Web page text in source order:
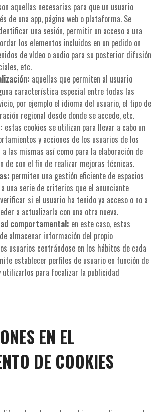
aquellas necesarias para que un usuario
de una app, página web o plataforma. Se
una sesión, permitir un acceso a una
los elementos incluidos en un pedido on
de vídeo o audio para su posterior difusión
etc.
aquellas que permiten al usuario
característica especial entre todas las
por ejemplo el idioma del usuario, el tipo de
regional desde donde se accede, etc.
estas cookies se utilizan para llevar a cabo un
y acciones de los usuarios de los
las mismas así como para la elaboración de
de con el fin de realizar mejoras técnicas.
permiten una gestión eficiente de espacios
una serie de criterios que el anunciante
si el usuario ha tenido ya acceso o no a
a actualizarla con una otra nueva.
comportamental: en este caso, estas
almacenar información del propio
usuarios centrándose en los hábitos de cada
establecer perfiles de usuario en función de
para focalizar la publicidad
EN EL
DE COOKIES